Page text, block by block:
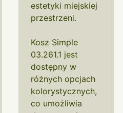
estetyki miejskiej
przestrzeni.
Kosz Simple
03.261.1 jest
dostępny w
różnych opcjach
kolorystycznych,
co umożliwia